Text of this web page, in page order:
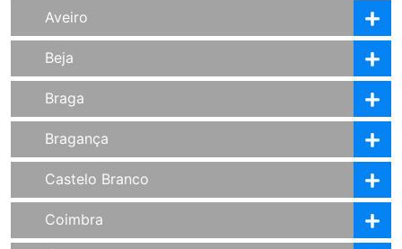
Aveiro
Beja
Braga
Bragança
Castelo Branco
Coimbra